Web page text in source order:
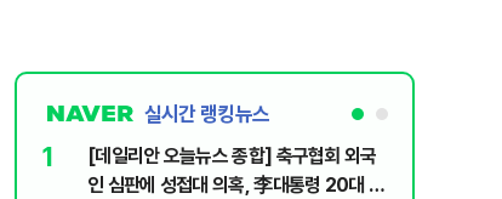
실시간 랭킹뉴스
1
[데일리안 오늘뉴스 종합] 축구협회 외국
인 심판에 성접대 의혹, 李대통령 20대 지